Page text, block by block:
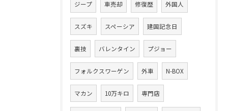
ジープ 車売却 修復歴 外国人
スズキ スペーシア 建国記念日
裏技 バレンタイン プジョー
フォルクスワーゲン 外車 N-BOX
マカン 10万キロ 専門店